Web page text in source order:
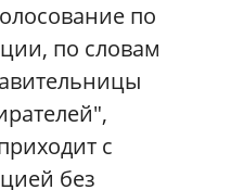
по
по словам
с
без